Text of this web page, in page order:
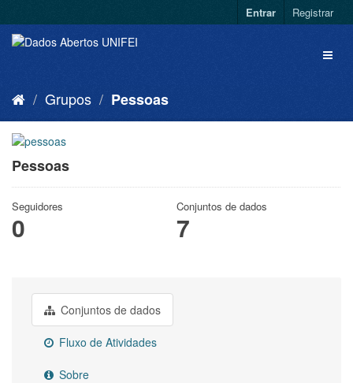
Entrar Registrar
Grupos Pessoas
Pessoas
Seguidores
0
Conjuntos de dados
7
Conjuntos de dados
Fluxo de Atividades
Sobre